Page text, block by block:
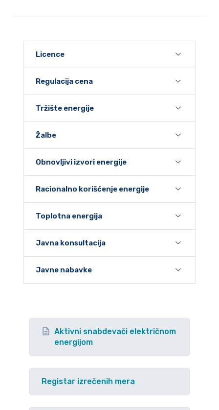
Licence
Regulacija cena
Tržište energije
Žalbe
Obnovljivi izvori energije
Racionalno korišćenje energije
Toplotna energija
Javna konsultacija
Javne nabavke
Aktivni snabdevači električnom
energijom
Registar izrečenih mera